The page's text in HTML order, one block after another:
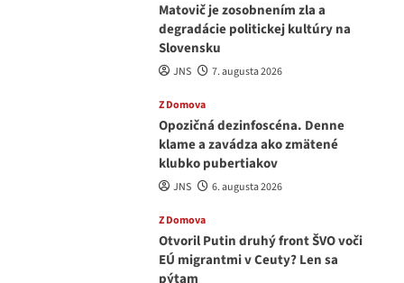
Matovič je zosobnením zla a
degradácie politickej kultúry na
Slovensku
JNS 7. augusta 2026
Z Domova
Opozičná dezinfoscéna. Denne
klame a zavádza ako zmätené
klubko pubertiakov
JNS 6. augusta 2026
Z Domova
Otvoril Putin druhý front ŠVO voči
EÚ migrantmi v Ceuty? Len sa